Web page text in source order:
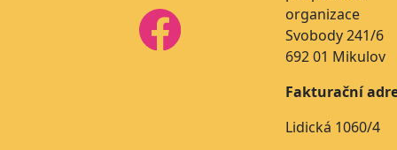
organizace
Svobody 241/6
692 01 Mikulov
Fakturační
Lidická 1060/4